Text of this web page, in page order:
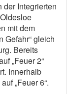
der Integrierten
mit dem
Gefahr“ gleich
Bereits
„Feuer 2“
Innerhalb
„Feuer 6“.